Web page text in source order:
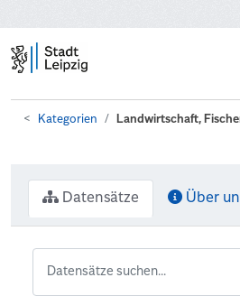
Kategorien Landwirtschaft,
Datensätze Über